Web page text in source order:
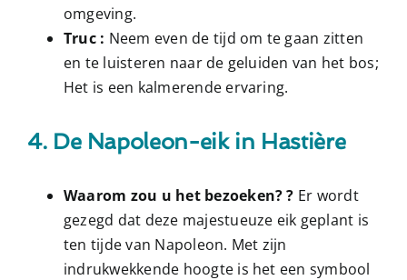
omgeving.
Truc : Neem even de tijd om te gaan zitten
en te luisteren naar de geluiden van het bos;
Het is een kalmerende ervaring.
4. De Napoleon-eik in Hastière
Waarom zou u het bezoeken? ? Er wordt
gezegd dat deze majestueuze eik geplant is
ten tijde van Napoleon. Met zijn
indrukwekkende hoogte is het een symbool